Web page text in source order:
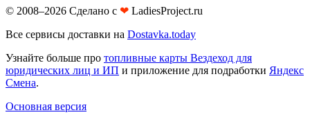
© 2008–2026 Сделано с ❤︎ LadiesProject.ru
Все сервисы доставки на Dostavka.today
Узнайте больше про топливные карты Вездеход для
юридических лиц и ИП и приложение для подработки Яндекс
Смена.
Основная версия